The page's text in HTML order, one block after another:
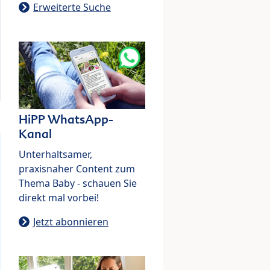
Erweiterte Suche
HiPP WhatsApp-
Kanal
Unterhaltsamer,
praxisnaher Content zum
Thema Baby - schauen Sie
direkt mal vorbei!
Jetzt abonnieren